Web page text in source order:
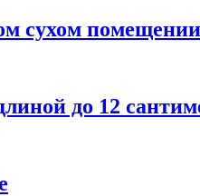
сухом помещении
до 12